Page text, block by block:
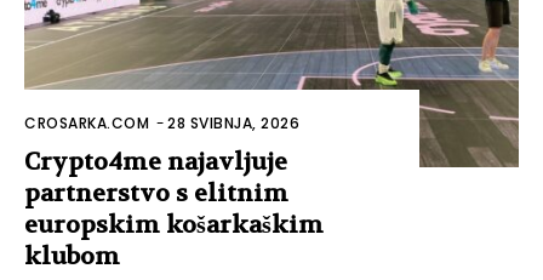
CROSARKA.COM -28 SVIBNJA, 2026
Crypto4me najavljuje
partnerstvo s elitnim
europskim košarkaškim
klubom